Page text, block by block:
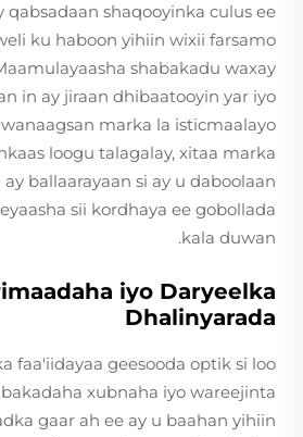
qabsadaan shaqooyinka culus ee
ku haboon yihiin wixii farsamo
shabakadu waxay
in ay jiraan dhibaatooyin yar iyo
marka la isticmaalayo
loogu talagalay, xitaa marka
ballaarayaan si ay u daboolaan
sii kordhaya ee gobollada
kala duwan.
iyo Daryeelka
Dhalinyarada
faa'iidayaa geesooda optik si loo
xubnaha iyo wareejinta
gaar ah ee ay u baahan yihiin